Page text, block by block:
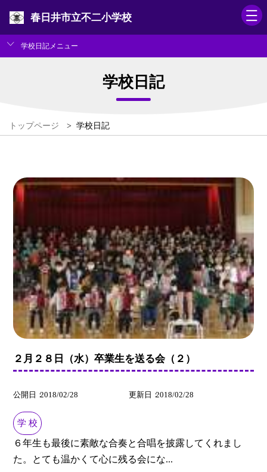
春日井市立不二小学校
学校日記メニュー
学校日記
トップページ > 学校日記
２月２８日（水）卒業生を送る会（２）
公開日 2018/02/28 更新日 2018/02/28
学 校
６年生も最後に素敵な合奏と合唱を披露してくれまし
た。とても温かくて心に残る会にな...